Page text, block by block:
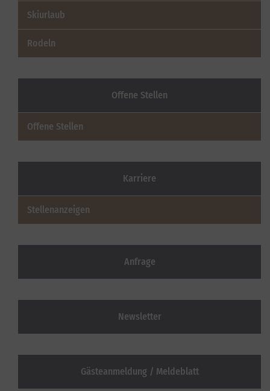
Skiurlaub
Rodeln
Offene Stellen
Offene Stellen
Karriere
Stellenanzeigen
Anfrage
Newsletter
Gästeanmeldung / Meldeblatt